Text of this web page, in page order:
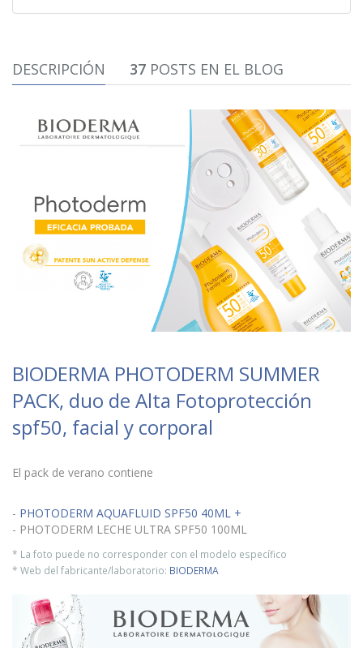
DESCRIPCIÓN 37 POSTS EN EL BLOG
BIODERMA PHOTODERM SUMMER
PACK, duo de Alta Fotoprotección
spf50, facial y corporal
El pack de verano contiene
- PHOTODERM AQUAFLUID SPF50 40ML +
- PHOTODERM LECHE ULTRA SPF50 100ML
* La foto puede no corresponder con el modelo específico
* Web del fabricante/laboratorio: BIODERMA